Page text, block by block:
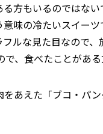
方もいるのではな
味の冷たいスイー
ルな見た目なので
、食べたことがある
あえた「ブコ・パ